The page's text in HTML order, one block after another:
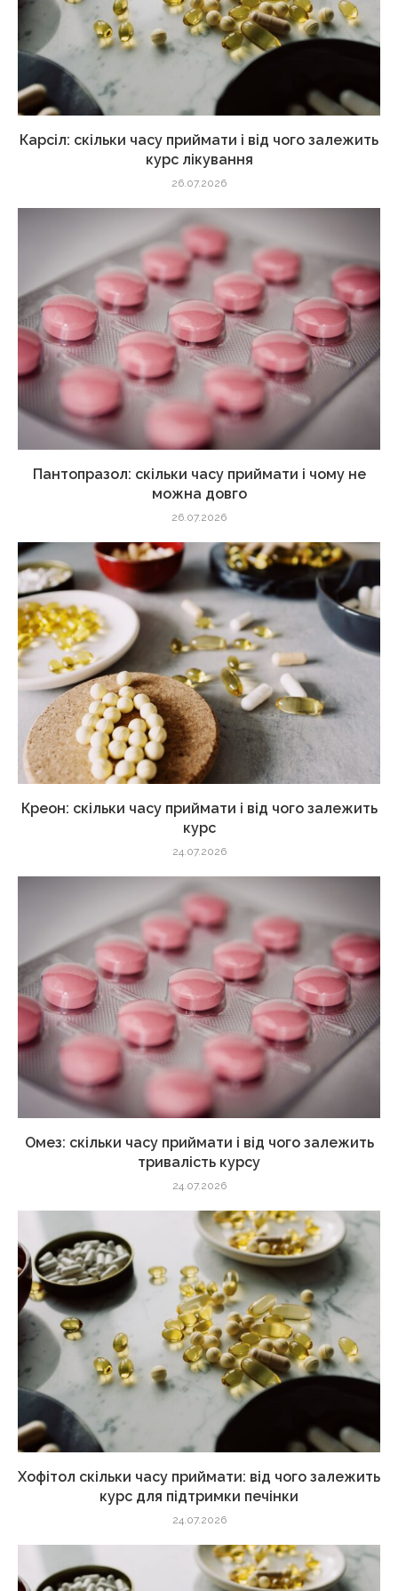
Карсіл: скільки часу приймати і від чого залежить
курс лікування
26.07.2026
Пантопразол: скільки часу приймати і чому не
можна довго
26.07.2026
Креон: скільки часу приймати і від чого залежить
курс
24.07.2026
Омез: скільки часу приймати і від чого залежить
тривалість курсу
24.07.2026
Хофітол скільки часу приймати: від чого залежить
курс для підтримки печінки
24.07.2026